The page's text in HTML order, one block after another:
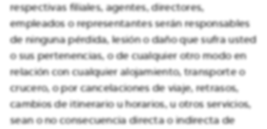
respectivas filiales, agentes, directores,
empleados o representantes serán responsables
de ninguna pérdida, lesión o daño que sufra usted
o sus pertenencias, o de cualquier otro modo en
relación con cualquier alojamiento, transporte o
crucero, o por cancelaciones de viaje, retrasos,
cambios de itinerario u horarios, u otros servicios,
sean o no consecuencia directa o indirecta de